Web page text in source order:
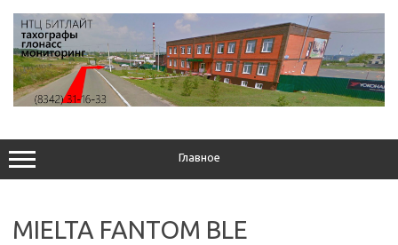
содержимому
Главное
MIELTA FANTOM BLE